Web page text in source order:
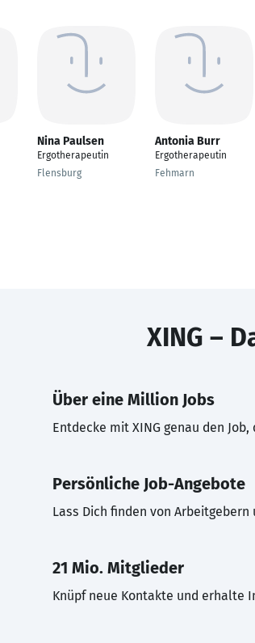
Nina Paulsen
Ergotherapeutin
Flensburg
Antonia Burr
Ergotherapeutin
Fehmarn
XING –
Über eine Million Jobs
Entdecke mit XING genau den
Persönliche Job-Angebote
Lass Dich finden von Arbeitgebern
21 Mio. Mitglieder
Knüpf neue Kontakte und erhalte